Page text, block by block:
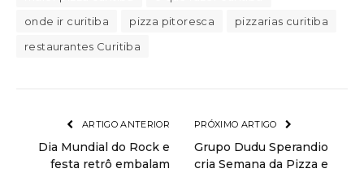
onde ir curitiba
pizza pitoresca
pizzarias curitiba
restaurantes Curitiba
ARTIGO ANTERIOR
Dia Mundial do Rock e
festa retrô embalam
PRÓXIMO ARTIGO
Grupo Dudu Sperandio
cria Semana da Pizza e